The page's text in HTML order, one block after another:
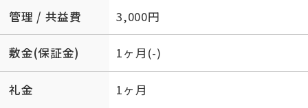
管理 / 共益費 3,000円
敷金(保証金) 1ヶ月(-)
礼金 1ヶ月